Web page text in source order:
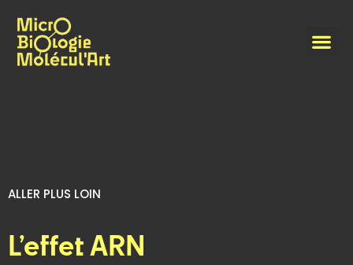
ALLER PLUS LOIN
L’effet ARN